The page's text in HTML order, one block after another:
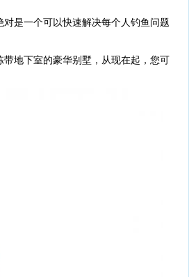
是一个可以快速解决每个人钓鱼问题
地下室的豪华别墅，从现在起，您可